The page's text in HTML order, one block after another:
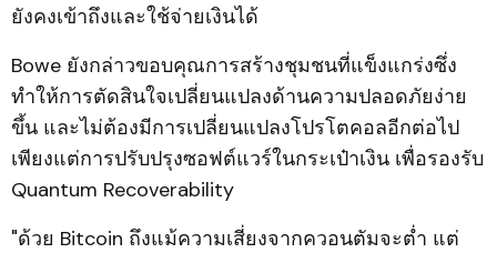
ยังคงเข้าถึงและใช้จ่ายเงินได้
Bowe ยังกล่าวขอบคุณการสร้างชุมชนที่แข็งแกร่งซึ่ง
ทำให้การตัดสินใจเปลี่ยนแปลงด้านความปลอดภัยง่าย
ขึ้น และไม่ต้องมีการเปลี่ยนแปลงโปรโตคอลอีกต่อไป
เพียงแต่การปรับปรุงซอฟต์แวร์ในกระเป๋าเงิน เพื่อรองรับ
Quantum Recoverability
"ด้วย Bitcoin ถึงแม้ความเสี่ยงจากควอนตัมจะต่ำ แต่